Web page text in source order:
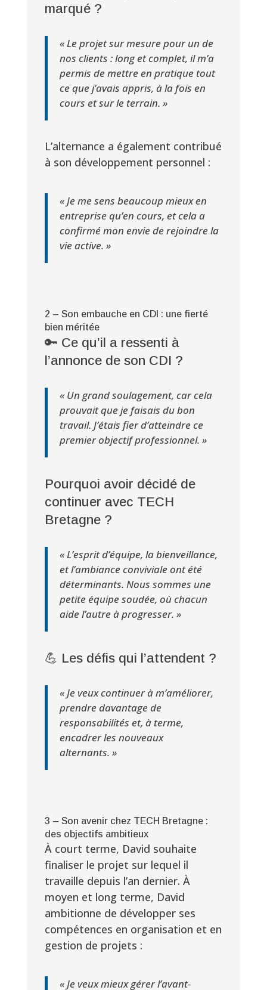
marqué ?
« Le projet sur mesure pour un de
nos clients : long et complet, il m’a
permis de mettre en pratique tout
ce que j’avais appris, à la fois en
cours et sur le terrain. »
L’alternance a également contribué
à son développement personnel :
« Je me sens beaucoup mieux en
entreprise qu’en cours, et cela a
confirmé mon envie de rejoindre la
vie active. »
2 – Son embauche en CDI : une fierté
bien méritée
🔑 Ce qu’il a ressenti à
l’annonce de son CDI ?
« Un grand soulagement, car cela
prouvait que je faisais du bon
travail. J’étais fier d’atteindre ce
premier objectif professionnel. »
Pourquoi avoir décidé de
continuer avec TECH
Bretagne ?
« L’esprit d’équipe, la bienveillance,
et l’ambiance conviviale ont été
déterminants. Nous sommes une
petite équipe soudée, où chacun
aide l’autre à progresser. »
💪 Les défis qui l’attendent ?
« Je veux continuer à m’améliorer,
prendre davantage de
responsabilités et, à terme,
encadrer les nouveaux
alternants. »
3 – Son avenir chez TECH Bretagne :
des objectifs ambitieux
À court terme, David souhaite
finaliser le projet sur lequel il
travaille depuis l’an dernier. À
moyen et long terme, David
ambitionne de développer ses
compétences en organisation et en
gestion de projets :
« Je veux mieux gérer l’avant-